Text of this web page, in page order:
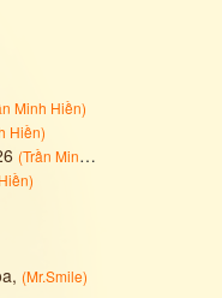
Minh Hiền)
Hiền)
(Trần Minh Hiền
)
(Mr.Smile)